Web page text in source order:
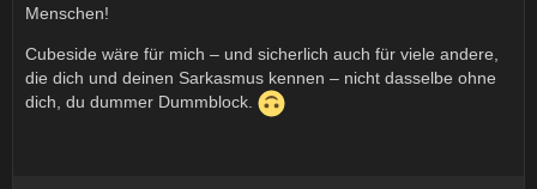
Menschen!
Cubeside wäre für mich – und sicherlich auch für viele andere,
die dich und deinen Sarkasmus kennen – nicht dasselbe ohne
dich, du dummer Dummblock.